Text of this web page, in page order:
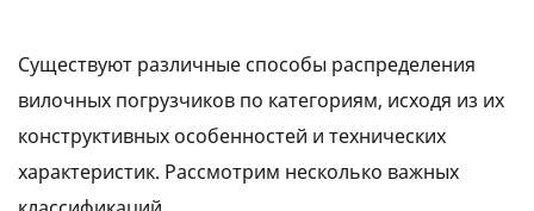
Существуют различные способы распределения
вилочных погрузчиков по категориям, исходя из их
конструктивных особенностей и технических
характеристик. Рассмотрим несколько важных